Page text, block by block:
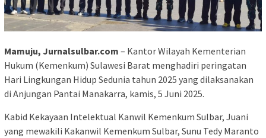
Mamuju, Jurnalsulbar.com – Kantor Wilayah Kementerian
Hukum (Kemenkum) Sulawesi Barat menghadiri peringatan
Hari Lingkungan Hidup Sedunia tahun 2025 yang dilaksanakan
di Anjungan Pantai Manakarra, kamis, 5 Juni 2025.
Kabid Kekayaan Intelektual Kanwil Kemenkum Sulbar, Juani
yang mewakili Kakanwil Kemenkum Sulbar, Sunu Tedy Maranto